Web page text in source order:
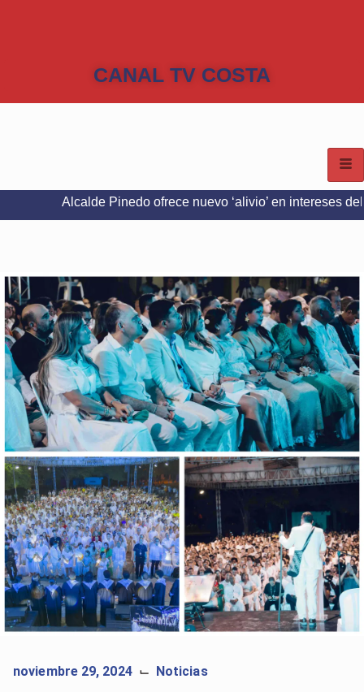
CANAL TV COSTA
Pinedo ofrece nuevo ‘alivio’ en intereses del Predial e
noviembre 29, 2024 ⌙ Noticias